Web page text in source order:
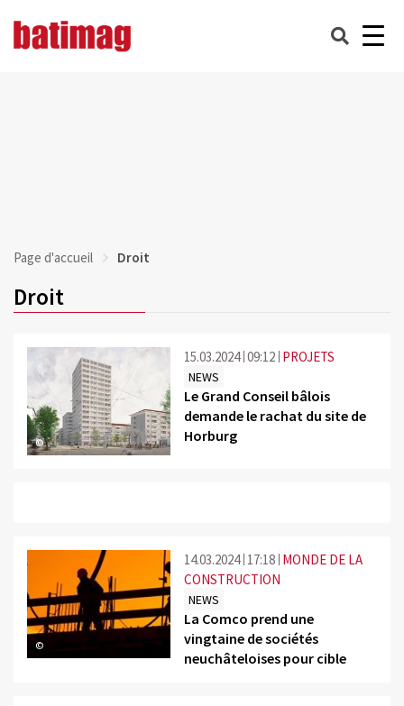
Page d'accueil Droit
Droit
©
15.03.2024 09:12 PROJETS
NEWS
Le Grand Conseil bâlois
demande le rachat du site de
Horburg
©
14.03.2024 17:18 MONDE DE LA
CONSTRUCTION
NEWS
La Comco prend une
vingtaine de sociétés
neuchâteloises pour cible